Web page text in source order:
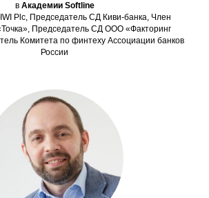
вАкадемии Softline
Plc, Председатель СД Киви-банка, Член
Председатель СД ООО «Факторинг
Комитета по финтеху Ассоциации банков
России